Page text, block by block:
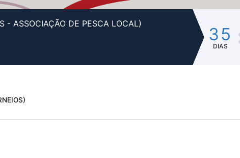
- ASSOCIAÇÃO DE PESCA LOCAL)
35
DIAS